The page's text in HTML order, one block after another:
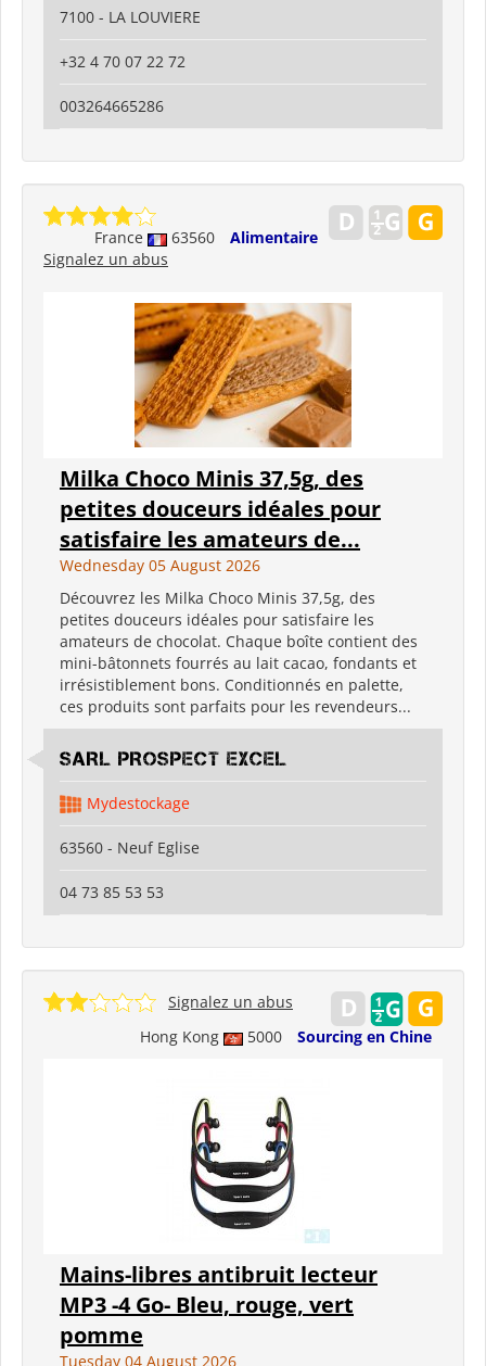
7100 - LA LOUVIERE
+32 4 70 07 22 72
003264665286
France 63560
Alimentaire
Signalez un abus
Milka Choco Minis 37,5g, des
petites douceurs idéales pour
satisfaire les amateurs de...
Wednesday 05 August 2026
Découvrez les Milka Choco Minis 37,5g, des
petites douceurs idéales pour satisfaire les
amateurs de chocolat. Chaque boîte contient des
mini-bâtonnets fourrés au lait cacao, fondants et
irrésistiblement bons. Conditionnés en palette,
ces produits sont parfaits pour les revendeurs...
SARL PROSPECT EXCEL
Mydestockage
63560 - Neuf Eglise
04 73 85 53 53
Hong Kong 5000 Sourcing en Chine
Signalez un abus
Mains-libres antibruit lecteur
MP3 -4 Go- Bleu, rouge, vert
pomme
Tuesday 04 August 2026